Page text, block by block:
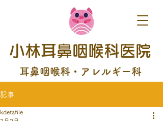
小林耳鼻咽喉科医院
耳鼻咽喉科・アレルギー科
記事
kdetafile